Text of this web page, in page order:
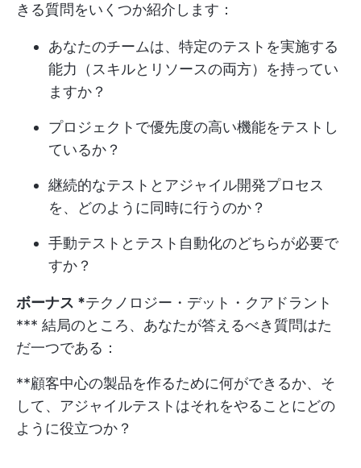
きる質問をいくつか紹介します：
あなたのチームは、特定のテストを実施する
能力（スキルとリソースの両方）を持ってい
ますか？
プロジェクトで優先度の高い機能をテストし
ているか？
継続的なテストとアジャイル開発プロセス
を、どのように同時に行うのか？
手動テストとテスト自動化のどちらが必要で
すか？
ボーナス *テクノロジー・デット・クアドラント
*** 結局のところ、あなたが答えるべき質問はた
だ一つである：
**顧客中心の製品を作るために何ができるか、そ
して、アジャイルテストはそれをやることにどの
ように役立つか？